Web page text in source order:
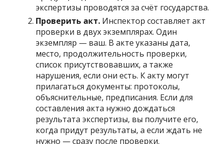
экспертизы проводятся за счёт государства.
Проверить акт. Инспектор составляет акт
проверки в двух экземплярах. Один
экземпляр — ваш. В акте указаны дата,
место, продолжительность проверки,
список присутствовавших, а также
нарушения, если они есть. К акту могут
прилагаться документы: протоколы,
объяснительные, предписания. Если для
составления акта нужно дождаться
результата экспертизы, вы получите его,
когда придут результаты, а если ждать не
нужно — сразу после проверки.